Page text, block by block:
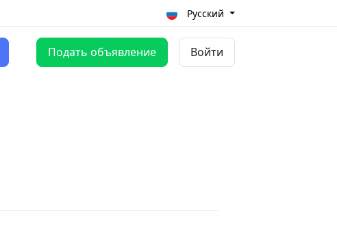
Русский
Подать объявление Войти